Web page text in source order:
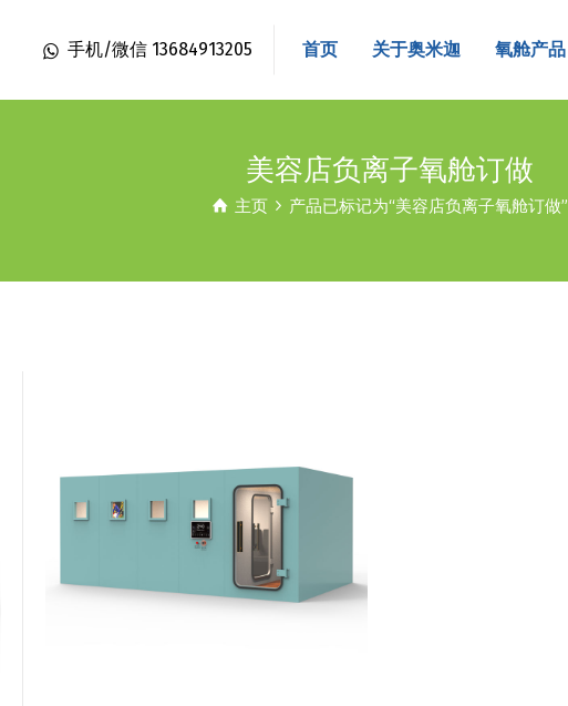
手机/微信 13684913205 首页 关于奥米迦 氧舱产品
美容店负离子氧舱订做
主页 产品已标记为“美容店负离子氧舱订做”